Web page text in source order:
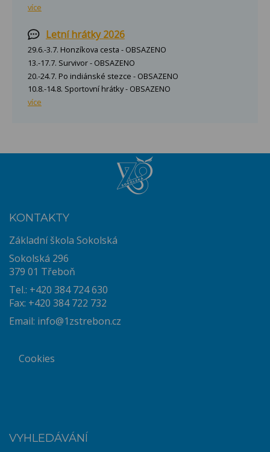
více
Letní hrátky 2026
29.6.-3.7. Honzíkova cesta - OBSAZENO
13.-17.7. Survivor - OBSAZENO
20.-24.7. Po indiánské stezce - OBSAZENO
10.8.-14.8. Sportovní hrátky - OBSAZENO
více
KONTAKTY
Základní škola Sokolská
Sokolská 296
379 01 Třeboň
Tel.: +420 384 724 630
Fax: +420 384 722 732
Email: info@1zstrebon.cz
Cookies
VYHLEDÁVÁNÍ